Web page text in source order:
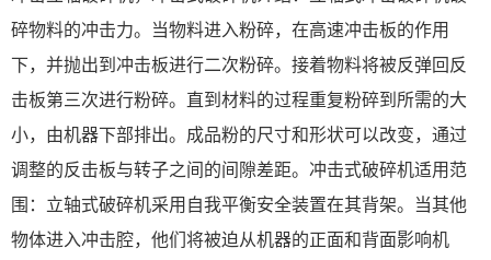
碎物料的冲击力。当物料进入粉碎，在高速冲击板的作用
下，并抛出到冲击板进行二次粉碎。接着物料将被反弹回反
击板第三次进行粉碎。直到材料的过程重复粉碎到所需的大
小，由机器下部排出。成品粉的尺寸和形状可以改变，通过
调整的反击板与转子之间的间隙差距。冲击式破碎机适用范
围：立轴式破碎机采用自我平衡安全装置在其背架。当其他
物体进入冲击腔，他们将被迫从机器的正面和背面影响机